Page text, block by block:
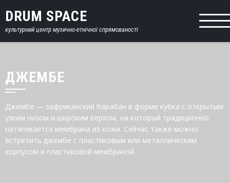
DRUM SPACE
культурний центр музично-етнічної спрямованості
ДЖЕМБЕ
Джембе — зафриканский барабан в форме кубка с открытым
узким низом и широким верхом, на который традиционно
натягивается мембрана из кожи. Сейчас также можно
встретить джембе с пластиковым или металлическим
корпусом и пластиковой мембраной.